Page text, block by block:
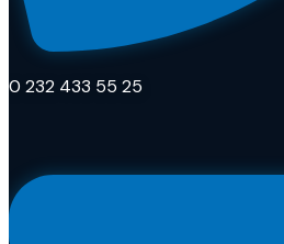
0 232 433 55 25